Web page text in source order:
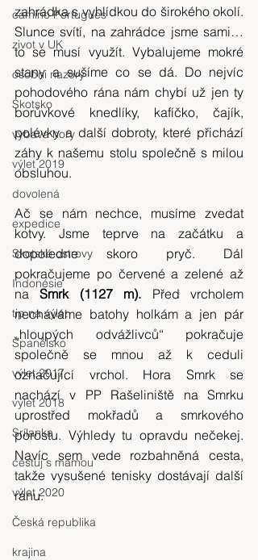
camino Portugues
zivot v UK
osobni nazory
Skotsko
vybava hory
výlet 2019
dovolená
expedice
Skotské ostrovy
Indonésie
tip na výlet
Španělsko
výlet 2017
výlet 2018
Srílanka
cestuj s mámou
výlet 2020
Česká republika
krajina
zahrádka s vyhlídkou do širokého okolí.
Slunce svítí, na zahrádce jsme sami…
to se musí využít. Vybalujeme mokré
stany a sušíme co se dá. Do nejvíc
pohodového rána nám chybí už jen ty
borůvkové knedlíky, kafíčko, čajík,
polévky a další dobroty, které přichází
záhy k našemu stolu společně s milou
obsluhou.
Ač se nám nechce, musíme zvedat
kotvy. Jsme teprve na začátku a
dopoledne skoro pryč. Dál
pokračujeme po červené a zelené až
na Smrk (1127 m). Před vrcholem
necháváme batohy holkám a jen pár
„hloupých odvážlivců“ pokračuje
společně se mnou až k ceduli
označující vrchol. Hora Smrk se
nachází v PP Rašeliniště na Smrku
uprostřed mokřadů a smrkového
porostu. Výhledy tu opravdu nečekej.
Navíc sem vede rozbahněná cesta,
takže vysušené tenisky dostávají další
ránu.